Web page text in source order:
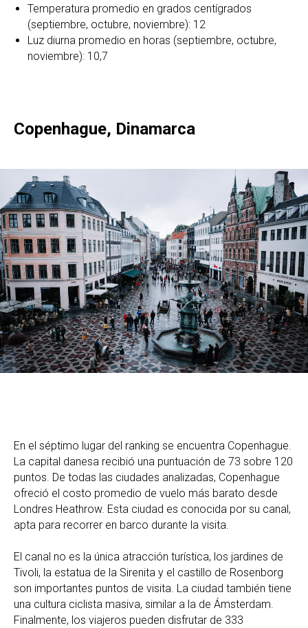
Temperatura promedio en grados centígrados
(septiembre, octubre, noviembre): 12
Luz diurna promedio en horas (septiembre, octubre,
noviembre): 10,7
Copenhague, Dinamarca
En el séptimo lugar del ranking se encuentra Copenhague.
La capital danesa recibió una puntuación de 73 sobre 120
puntos. De todas las ciudades analizadas, Copenhague
ofreció el costo promedio de vuelo más barato desde
Londres Heathrow. Esta ciudad es conocida por su canal,
apta para recorrer en barco durante la visita.
El canal no es la única atracción turística, los jardines de
Tivoli, la estatua de la Sirenita y el castillo de Rosenborg
son importantes puntos de visita. La ciudad también tiene
una cultura ciclista masiva, similar a la de Ámsterdam.
Finalmente, los viajeros pueden disfrutar de 333